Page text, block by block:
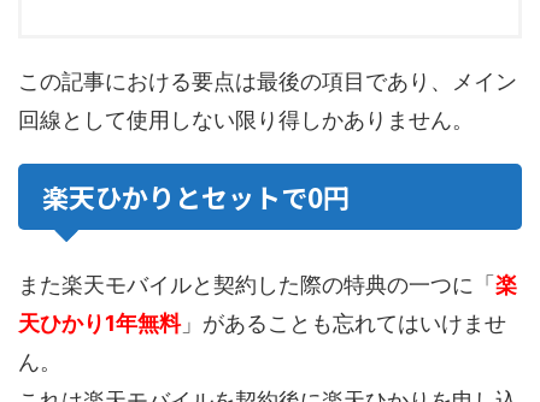
この記事における要点は最後の項目であり、メイン
回線として使用しない限り得しかありません。
楽天ひかりとセットで0円
また楽天モバイルと契約した際の特典の一つに「 楽
天ひかり1年無料」があることも忘れてはいけませ
ん。